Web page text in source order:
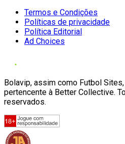
Termos e Condições
Políticas de privacidade
Política Editorial
Ad Choices
Bolavip, assim como Futbol
pertencente à Better Collective.
reservados.